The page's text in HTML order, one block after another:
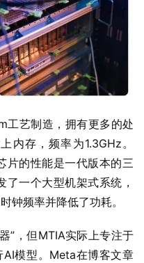
工艺制造，拥有更多的处
内存，频率为1.3GHz。
片的性能是一代版本的三
一个大型机架式系统，
钟频率并降低了功耗。
”，但MTIA实际上专注于
模型。Meta在博客文章